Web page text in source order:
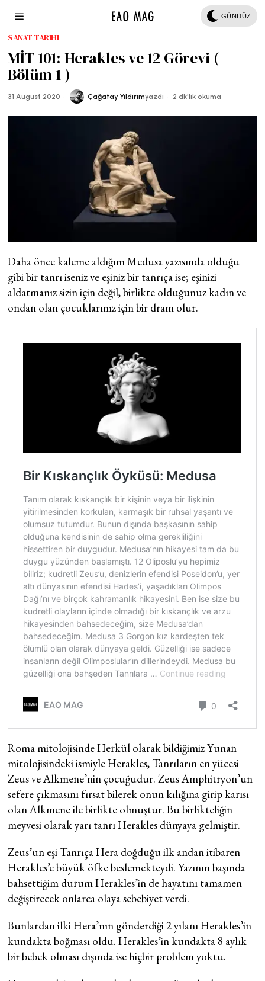
GÜNDÜZ
SANAT TARIHI
MİT 101: Herakles ve 12 Görevi (
Bölüm 1 )
31 August 2020 Çağatay Yıldırımyazdı 2 dk'lık okuma
Daha önce kaleme aldığım Medusa yazısında olduğu
gibi bir tanrı iseniz ve eşiniz bir tanrıça ise; eşinizi
aldatmanız sizin için değil, birlikte olduğunuz kadın ve
ondan olan çocuklarınız için bir dram olur.
Roma mitolojisinde Herkül olarak bildiğimiz Yunan
mitolojisindeki ismiyle Herakles, Tanrıların en yücesi
Zeus ve Alkmene’nin çocuğudur. Zeus Amphitryon’un
sefere çıkmasını fırsat bilerek onun kılığına girip karısı
olan Alkmene ile birlikte olmuştur. Bu birlikteliğin
meyvesi olarak yarı tanrı Herakles dünyaya gelmiştir.
Zeus’un eşi Tanrıça Hera doğduğu ilk andan itibaren
Herakles’e büyük öfke beslemekteydi. Yazının başında
bahsettiğim durum Herakles’in de hayatını tamamen
değiştirecek onlarca olaya sebebiyet verdi.
Bunlardan ilki Hera’nın gönderdiği 2 yılanı Herakles’in
kundakta boğması oldu. Herakles’in kundakta 8 aylık
bir bebek olması dışında ise hiçbir problem yoktu.